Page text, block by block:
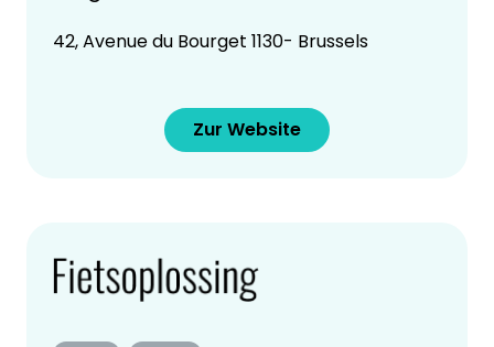
42, Avenue du Bourget 1130- Brussels
Zur Website